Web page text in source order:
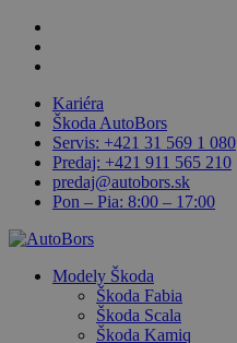
Skip
main
Kariéra
Škoda AutoBors
Servis: +421 31 569 1 080
Predaj: +421 911 565 210
predaj@autobors.sk
Pon – Pia: 8:00 – 17:00
search
Menu
Modely Škoda
Škoda Fabia
Škoda Scala
Škoda Kamiq